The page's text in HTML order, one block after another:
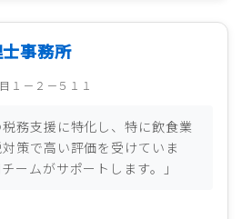
事務所
１－２－５１１
税務支援に特化し、特に飲食業
策で高い評価を受けていま
ームがサポートします。」